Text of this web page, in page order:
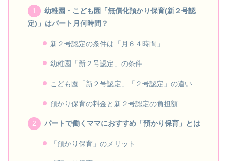
幼稚園・こども園「無償化預かり保育(新２号認
定)」はパート月何時間？
新２号認定の条件は「月６４時間」
幼稚園「新２号認定」の条件
こども園「新２号認定」「２号認定」の違い
預かり保育の料金と新２号認定の負担額
パートで働くママにおすすめ「預かり保育」とは
「預かり保育」のメリット